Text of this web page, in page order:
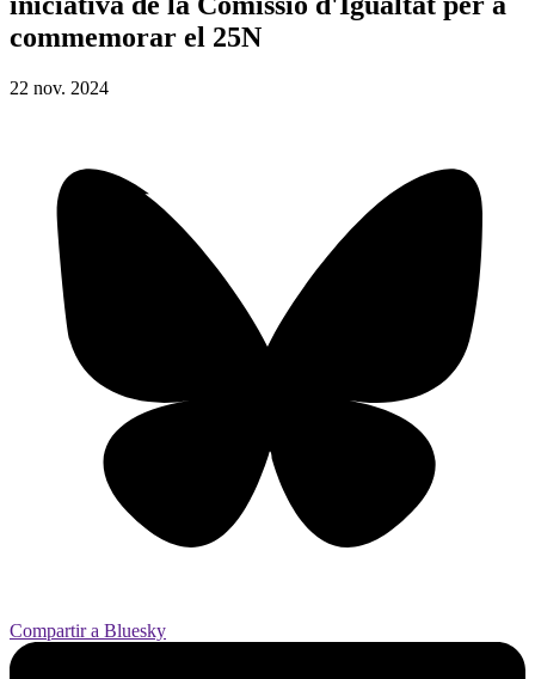
commemorar el 25N
22 nov. 2024
Compartir a Bluesky